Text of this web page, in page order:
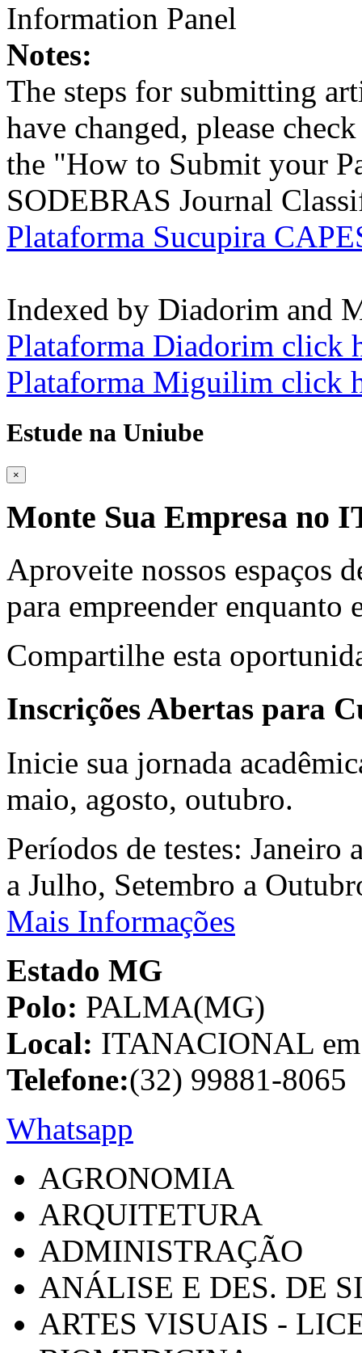
Information Panel
Notes:
The steps for submitting
have changed, please
the "How to Submit your
SODEBRAS Journal
Plataforma Sucupira
Indexed by Diadorim and
Plataforma Diadorim click
Plataforma Miguilim click
Estude na Uniube
×
Monte Sua Empresa no
Aproveite nossos espaços
para empreender enquanto
Compartilhe esta
Inscrições Abertas para
Inicie sua jornada
maio, agosto, outubro.
Períodos de testes:
a Julho, Setembro a
Mais Informações
Estado MG
Polo: PALMA(MG)
Local: ITANACIONAL
Telefone:(32) 99881-8065
Whatsapp
AGRONOMIA
ARQUITETURA
ADMINISTRAÇÃO
ANÁLISE E DES. DE
ARTES VISUAIS -